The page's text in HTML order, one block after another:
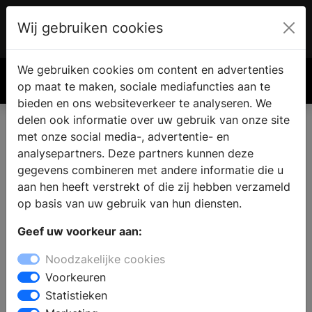
€ 0.00
Wij gebruiken cookies
We gebruiken cookies om content en advertenties
op maat te maken, sociale mediafuncties aan te
bieden en ons websiteverkeer te analyseren. We
delen ook informatie over uw gebruik van onze site
met onze social media-, advertentie- en
analysepartners. Deze partners kunnen deze
gegevens combineren met andere informatie die u
aan hen heeft verstrekt of die zij hebben verzameld
op basis van uw gebruik van hun diensten.
Geef uw voorkeur aan:
Noodzakelijke cookies
Voorkeuren
Statistieken